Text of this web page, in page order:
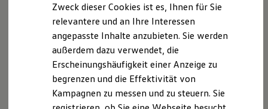
Kaufoptionen
E-Auto-Förderung
Software und Konnektivität
Die ID. Software 6
ID. Software Versionen und Updates
Digitale Extras
Schnittstellen zu Ihrem ID.
Hybridautos
Marke und Erlebnis
Verantwortlicher i.S.d. § 55 Abs. 2 RStV: Walter Seitz,
Georg-Krug-Str. 8, 87437 Kempten
Erlaubnis nach § 34 d Abs. 1 GewO
(Versicherungsvertreter), erteilt durch die IHK für
München und Oberbayern, Max-Joseph-Strasse 2,
80333 München,www.muenchen-ihk.de
Zweck dieser Cookies ist es, Ihnen für Sie
relevantere und an Ihre Interessen
angepasste Inhalte anzubieten. Sie werden
außerdem dazu verwendet, die
Erscheinungshäufigkeit einer Anzeige zu
begrenzen und die Effektivität von
Kampagnen zu messen und zu steuern. Sie